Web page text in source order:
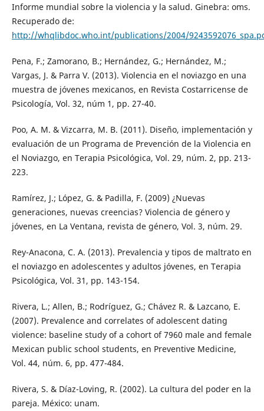
Informe mundial sobre la violencia y la salud. Ginebra: oms.
Recuperado de:
http://whqlibdoc.who.int/publications/2004/
Pena, F.; Zamorano, B.; Hernández, G.; Hernández, M.;
Vargas, J. & Parra V. (2013). Violencia en el noviazgo en una
muestra de jóvenes mexicanos, en Revista Costarricense de
Psicología, Vol. 32, núm 1, pp. 27-40.
Poo, A. M. & Vizcarra, M. B. (2011). Diseño, implementación y
evaluación de un Programa de Prevención de la Violencia en
el Noviazgo, en Terapia Psicológica, Vol. 29, núm. 2, pp. 213-
223.
Ramírez, J.; López, G. & Padilla, F. (2009) ¿Nuevas
generaciones, nuevas creencias? Violencia de género y
jóvenes, en La Ventana, revista de género, Vol. 3, núm. 29.
Rey-Anacona, C. A. (2013). Prevalencia y tipos de maltrato en
el noviazgo en adolescentes y adultos jóvenes, en Terapia
Psicológica, Vol. 31, pp. 143-154.
Rivera, L.; Allen, B.; Rodríguez, G.; Chávez R. & Lazcano, E.
(2007). Prevalence and correlates of adolescent dating
violence: baseline study of a cohort of 7960 male and female
Mexican public school students, en Preventive Medicine,
Vol. 44, núm. 6, pp. 477-484.
Rivera, S. & Díaz-Loving, R. (2002). La cultura del poder en la
pareja. México: unam.